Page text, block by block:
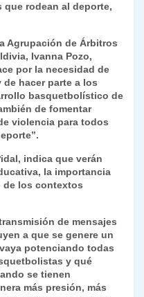
que rodean al deporte,
Agrupación de Árbitros
Ivanna Pozo,
por la necesidad de
de hacer parte a los
basquetbolístico de
de fomentar
violencia para todos
indica que verán
la importancia
de los contextos
de mensajes
a que se genere un
potenciando todas
y qué
se tienen
más presión, más